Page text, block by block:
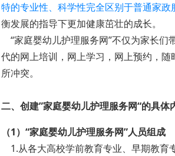
特的专业性、科学性完全区别于普通家政
衡发展的指导下更加健康茁壮的成长。
“家庭婴幼儿护理服务网”不仅为家长们
代的网上培训，网上学习，网上预约，
所冲突。
二、创建”家庭婴幼儿护理服务网“的具体
（1）“家庭婴幼儿护理服务网”人员组成
1.从各大高校学前教育专业、早期教育